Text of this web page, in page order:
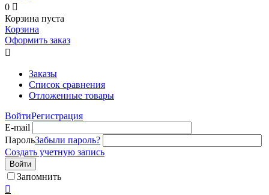
0 
Корзина пуста
Корзина
Оформить заказ

Заказы
Список сравнения
Отложенные товары
ВойтиРегистрация
E-mail
ПарольЗабыли пароль?
Создать учетную запись
Войти
Запомнить
